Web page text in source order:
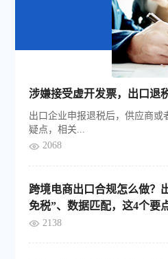
涉嫌接受虚开发票，出口退
出口企业申报退税后，供应商或
疑点，相关...
2068
跨境电商出口合规怎么做？
免税”、数据匹配，这4个要
2138